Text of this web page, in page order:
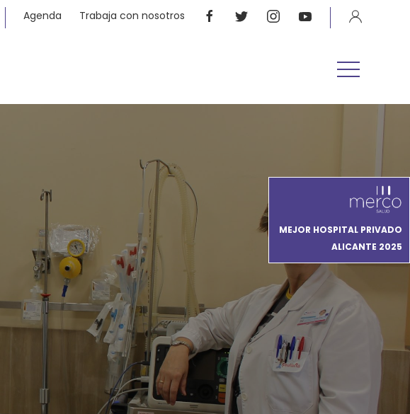
Agenda Trabaja con nosotros
MEJOR HOSPITAL PRIVADO
ALICANTE 2025